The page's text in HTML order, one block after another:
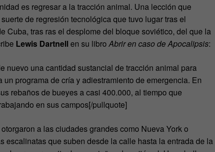
es regresar a la tracción animal. Una lección que
de regresión tecnológica que tuvo lugar tras el
Cuba, tras ras el desplome del bloque soviético, del que la
Lewis Dartnellen su libro Abrir en caso de Apocalipsis:
nuevo una cantidad sustancial de tracción animal para
programa de cría y adiestramiento de emergencia. En
rebaños de bueyes a casi 400.000, al tiempo que
en sus campos[/pullquote]
a las ciudades grandes como Nueva York o
escalinatas que suben desde la calle hasta la entrada de la